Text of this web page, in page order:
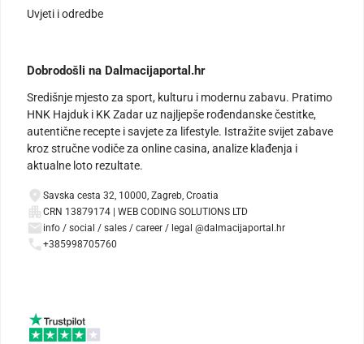
Uvjeti i odredbe
Dobrodošli na Dalmacijaportal.hr
Središnje mjesto za sport, kulturu i modernu zabavu. Pratimo
HNK Hajduk i KK Zadar uz najljepše rođendanske čestitke,
autentične recepte i savjete za lifestyle. Istražite svijet zabave
kroz stručne vodiče za online casina, analize klađenja i
aktualne loto rezultate.
Savska cesta 32, 10000, Zagreb, Croatia
CRN 13879174 | WEB CODING SOLUTIONS LTD
info / social / sales / career / legal @dalmacijaportal.hr
+385998705760